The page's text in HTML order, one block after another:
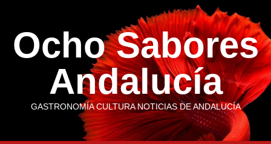
contenido
Ocho Sabores
Andalucía
GASTRONOMÍA CULTURA NOTICIAS DE ANDALUCÍA